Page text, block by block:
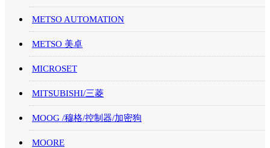
METSO AUTOMATION
METSO 美卓
MICROSET
MITSUBISHI/三菱
MOOG /穆格/控制器/加密狗
MOORE